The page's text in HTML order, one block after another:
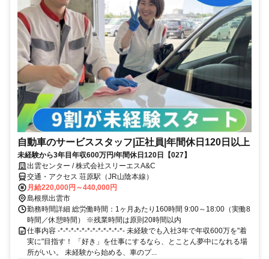
自動車のサービススタッフ|正社員|年間休日120日以上
未経験から3年目年収600万円/年間休日120日【027】
出雲センター / 株式会社スリーエスA&C
交通・アクセス 荘原駅（JR山陰本線）
月給220,000円～440,000円
島根県出雲市
勤務時間詳細 総労働時間：1ヶ月あたり160時間 9:00～18:00（実働8
時間／休憩時間） ※残業時間は原則20時間以内
仕事内容 -*-*-*-*-*-*-*-*-*-*-*-*- 未経験でも入社3年で年収600万を"着
実に"目指す！ 「好き」を仕事にするなら、とことん夢中になれる場
所がいい。 未経験から始める、車のプ...